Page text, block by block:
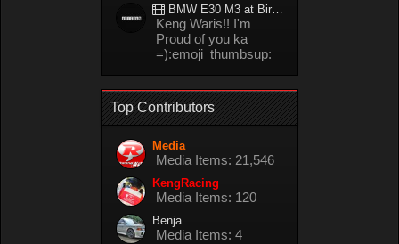
BMW E30 M3 at Bira circuit Thailand in 02/2008
Keng Waris!! I'm
Proud of you ka
=):emoji_thumbsup:
Top Contributors
Media
Media Items: 21,546
KengRacing
Media Items: 120
Benja
Media Items: 4